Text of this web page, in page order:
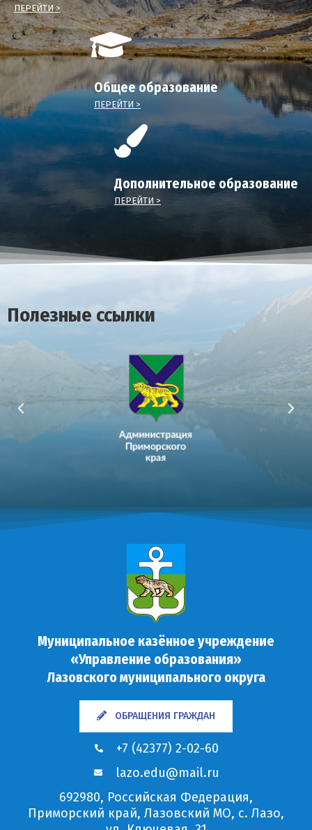
ПЕРЕЙТИ >
Общее образование
ПЕРЕЙТИ >
Дополнительное образование
ПЕРЕЙТИ >
Полезные ссылки
Муниципальное казённое учреждение
«Управление образования»
Лазовского муниципального округа
ОБРАЩЕНИЯ ГРАЖДАН
+7 (42377) 2-02-60
lazo.edu@mail.ru
692980, Российская Федерация,
Приморский край, Лазовский МО, с. Лазо,